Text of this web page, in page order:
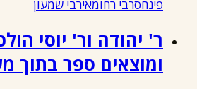
פינחסרבי רחומאירבי שמעון
ר' יהודה ור' יוסי
ומוצאים ספר בתוך